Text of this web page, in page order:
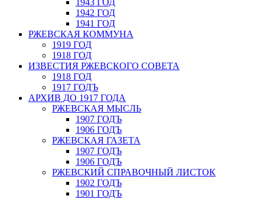
1943 ГОД
1942 ГОД
1941 ГОД
РЖЕВСКАЯ КОММУНА
1919 ГОД
1918 ГОД
ИЗВЕСТИЯ РЖЕВСКОГО СОВЕТА
1918 ГОД
1917 ГОДЪ
АРХИВ ДО 1917 ГОДА
РЖЕВСКАЯ МЫСЛЬ
1907 ГОДЪ
1906 ГОДЪ
РЖЕВСКАЯ ГАЗЕТА
1907 ГОДЪ
1906 ГОДЪ
РЖЕВСКИЙ СПРАВОЧНЫЙ ЛИСТОК
1902 ГОДЪ
1901 ГОДЪ